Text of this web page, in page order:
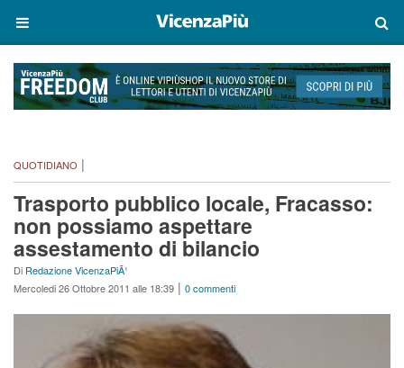
QUOTIDIANO |
Trasporto pubblico locale, Fracasso:
non possiamo aspettare
assestamento di bilancio
Di Redazione VicenzaPiÃ¹
Mercoledi 26 Ottobre 2011 alle 18:39 | 0 commenti